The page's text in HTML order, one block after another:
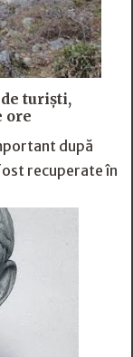
turiști,
ore
după
recuperate în